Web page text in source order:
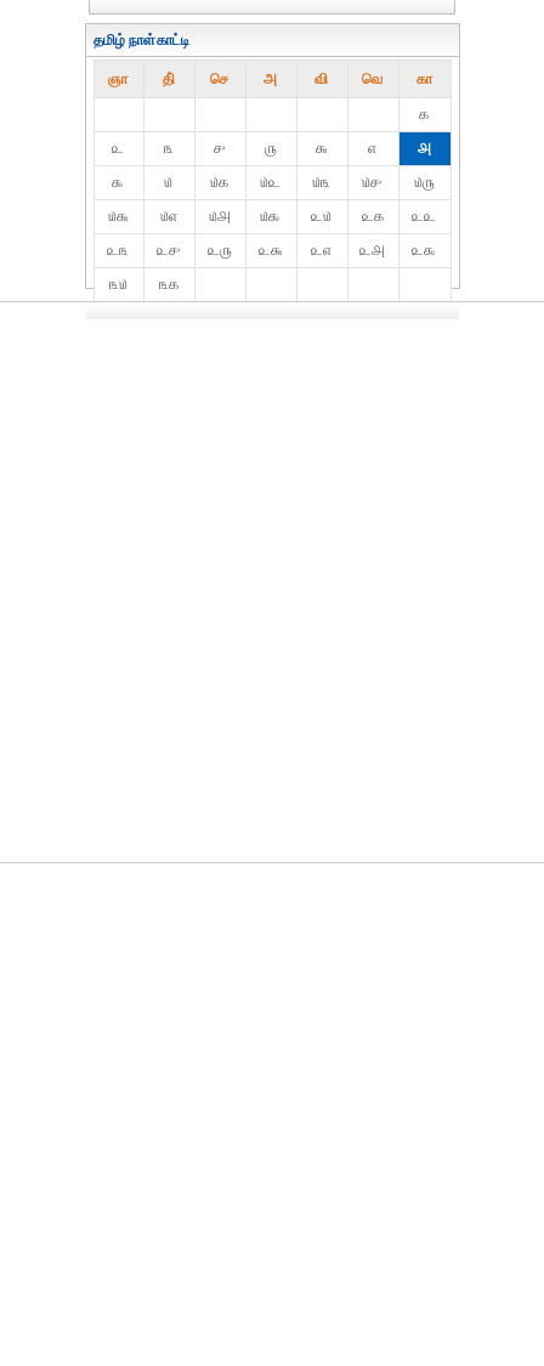
தமிழ் நாள்காட்டி
ஞா தி் செ அ வி வெ கா
௧
௨
௩ ௪ ௫ ௬ ௭
௮
௯
௰ ௰௧ ௰௨ ௰௩ ௰௪
௰௫
௰௬
௰௭ ௰௮ ௰௯ ௨௰ ௨௧
௨௨
௨௩
௨௪ ௨௫ ௨௬ ௨௭ ௨௮
௨௯
௩௰
௩௧